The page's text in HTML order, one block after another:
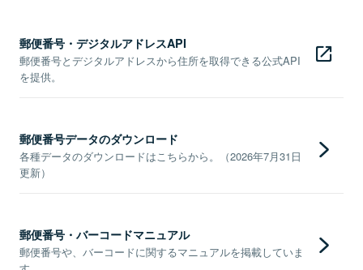
郵便番号・デジタルアドレスAPI
郵便番号とデジタルアドレスから住所を取得できる公式API
を提供。
郵便番号データのダウンロード
各種データのダウンロードはこちらから。（2026年7月31日
更新）
郵便番号・バーコードマニュアル
郵便番号や、バーコードに関するマニュアルを掲載していま